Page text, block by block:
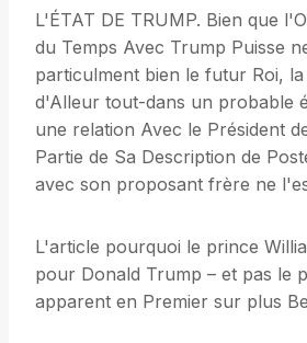
L'ÉTAT DE TRUMP. Bien que
du Temps Avec Trump Puisse
particulment bien le futur Roi, la
d'Alleur tout-dans un probable
une relation Avec le Président
Partie de Sa Description de
avec son proposant frère ne
L'article pourquoi le prince
pour Donald Trump – et pas le
apparent en Premier sur plus